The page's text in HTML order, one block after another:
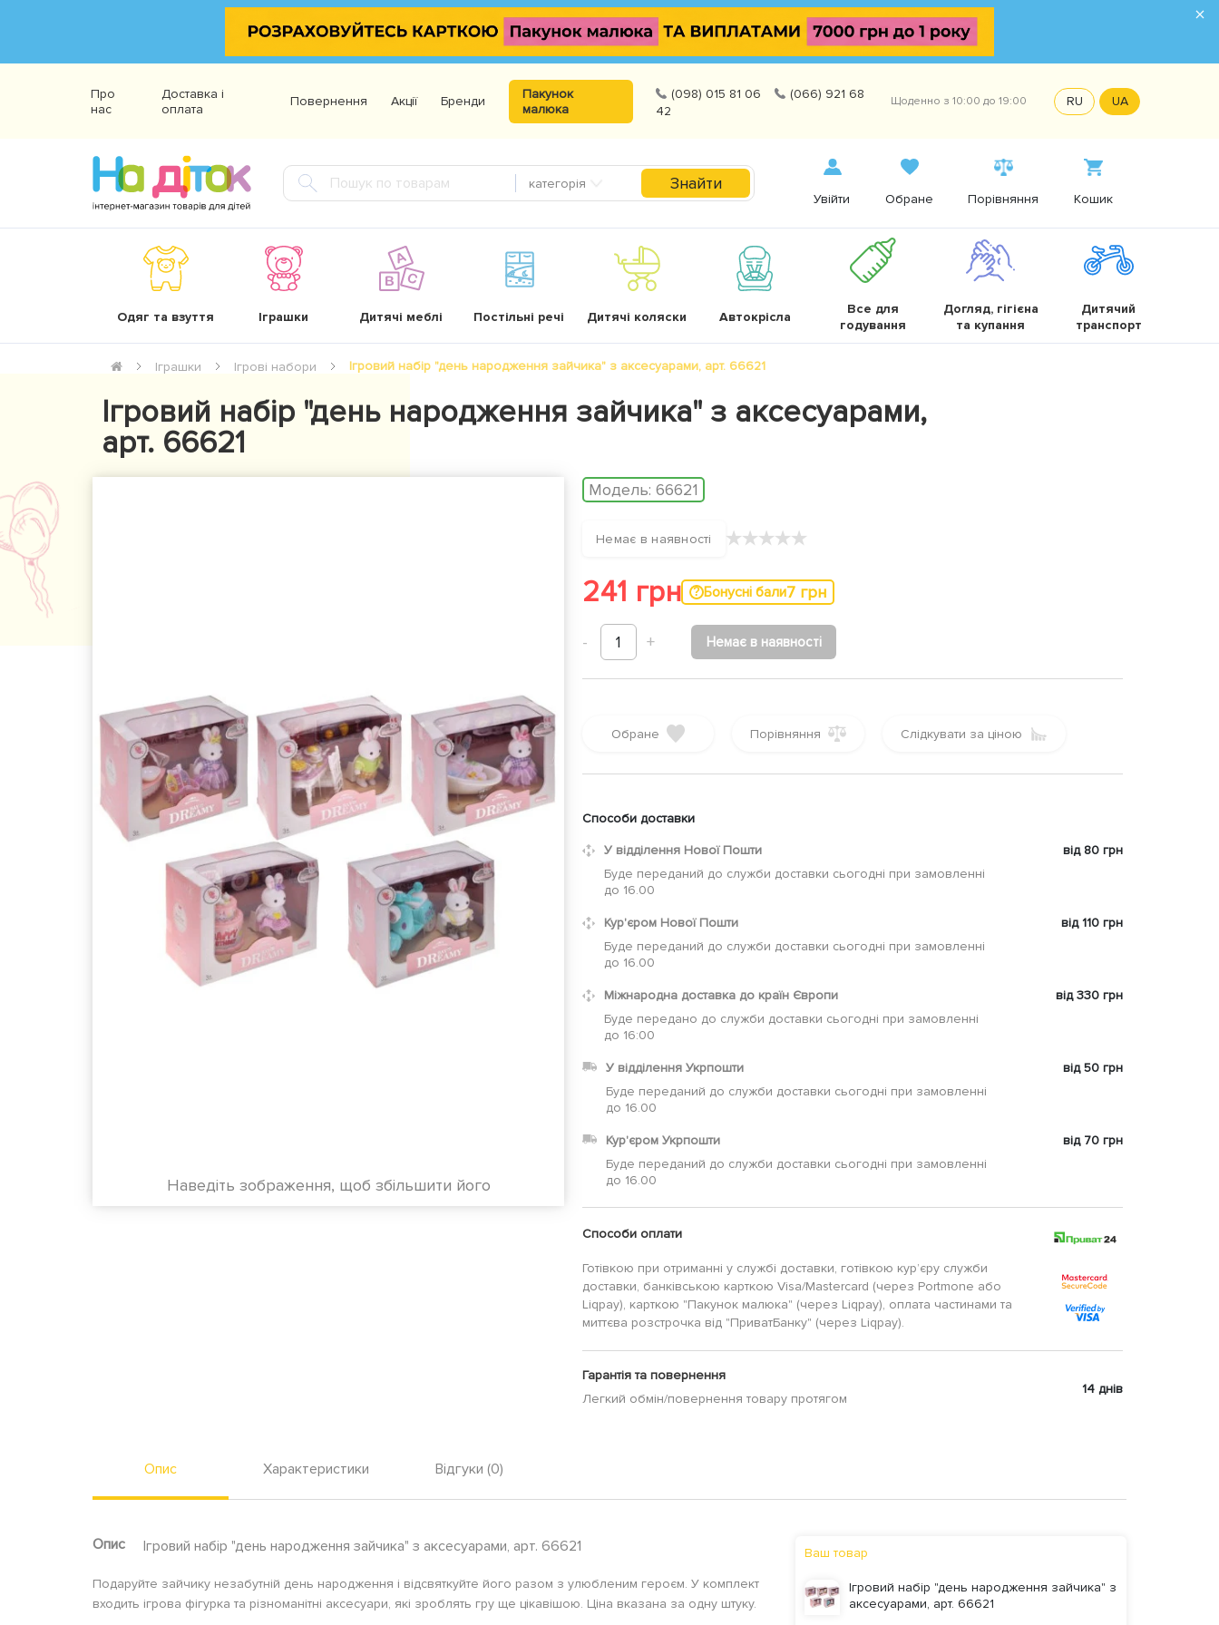
×
Про
нас
Доставка і
оплата
Повернення Акції Бренди
Пакунок
малюка
(098) 015 81 06
(066) 921 68
42
Щоденно з 10:00 до 19:00 RU UA
категорія Знайти
Увійти Обране Порівняння Кошик
Одяг та взуття Іграшки Дитячі меблі Постільні речі Дитячі коляски Автокрісла
Все для
годування
Догляд, гігієна
та купання
Дитячий
транспорт
Іграшки Ігрові набори Ігровий набір "день народження зайчика" з аксесуарами, арт. 66621
Ігровий набір "день народження зайчика" з аксесуарами,
арт. 66621
Наведіть зображення, щоб збільшити його
Модель: 66621
Немає в наявності ★★★★★
241 грн Бонусні бали7 грн
- 1 + Немає в наявності
Обране Порівняння Слідкувати за ціною
Способи доставки
У відділення Нової Пошти
Буде переданий до служби доставки сьогодні при замовленні
до 16.00
від 80 грн
Кур'єром Нової Пошти
Буде переданий до служби доставки сьогодні при замовленні
до 16.00
від 110 грн
Міжнародна доставка до країн Європи
Буде передано до служби доставки сьогодні при замовленні
до 16:00
від 330 грн
У відділення Укрпошти
Буде переданий до служби доставки сьогодні при замовленні
до 16.00
від 50 грн
Кур'єром Укрпошти
Буде переданий до служби доставки сьогодні при замовленні
до 16.00
від 70 грн
Способи оплати
Готівкою при отриманні у службі доставки, готівкою кур’єру служби
доставки, банківською карткою Visa/Mastercard (через Portmone або
Liqpay), карткою "Пакунок малюка" (через Liqpay), оплата частинами та
миттєва розстрочка від "ПриватБанку" (через Liqpay).
Гарантія та повернення
Легкий обмін/повернення товару протягом
14 днів
Опис Характеристики Відгуки (0)
Опис Ігровий набір "день народження зайчика" з аксесуарами, арт. 66621
Подаруйте зайчику незабутній день народження і відсвяткуйте його разом з улюбленим героєм. У комплект
входить ігрова фігурка та різноманітні аксесуари, які зроблять гру ще цікавішою. Ціна вказана за одну штуку.
Ваш товар
Ігровий набір "день народження зайчика" з
аксесуарами, арт. 66621